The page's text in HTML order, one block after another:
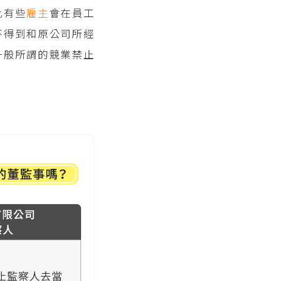
些雇主會在員工
到和原公司所經
所謂的競業禁止